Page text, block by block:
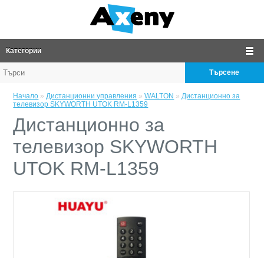
Категории
Търсене
Начало »Дистанционни управления »WALTON »Дистанционно за
телевизор SKYWORTH UTOK RM-L1359
Дистанционно за
телевизор SKYWORTH
UTOK RM-L1359